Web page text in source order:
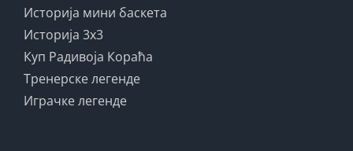
Историја мини баскета
Историја 3x3
Куп Радивоја Кораћа
Тренерске легенде
Играчке легенде